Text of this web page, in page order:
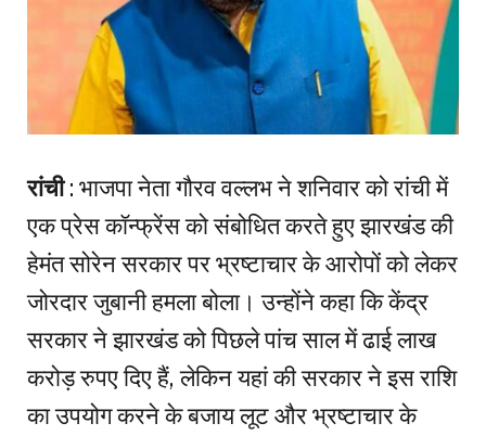
रांची: भाजपा नेता गौरव वल्लभ ने शनिवार को रांची में
एक प्रेस कॉन्फ्रेंस को संबोधित करते हुए झारखंड की
हेमंत सोरेन सरकार पर भ्रष्टाचार के आरोपों को लेकर
जोरदार जुबानी हमला बोला। उन्होंने कहा कि केंद्र
सरकार ने झारखंड को पिछले पांच साल में ढाई लाख
करोड़ रुपए दिए हैं, लेकिन यहां की सरकार ने इस राशि
का उपयोग करने के बजाय लूट और भ्रष्टाचार के